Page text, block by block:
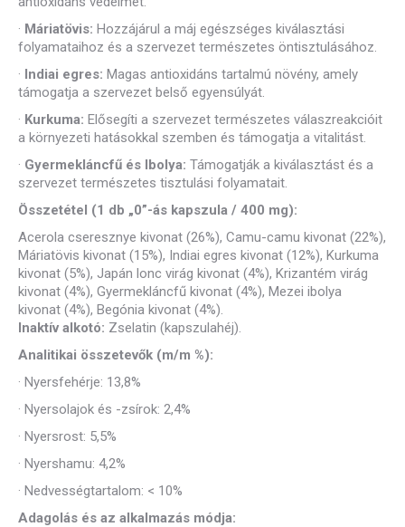
· Máriatövis: Hozzájárul a máj egészséges kiválasztási
folyamataihoz és a szervezet természetes öntisztulásához.
· Indiai egres: Magas antioxidáns tartalmú növény, amely
támogatja a szervezet belső egyensúlyát.
· Kurkuma: Elősegíti a szervezet természetes válaszreakcióit
a környezeti hatásokkal szemben és támogatja a vitalitást.
· Gyermekláncfű és Ibolya: Támogatják a kiválasztást és a
szervezet természetes tisztulási folyamatait.
Összetétel (1 db „0”-ás kapszula / 400 mg):
Acerola cseresznye kivonat (26%), Camu-camu kivonat (22%),
Máriatövis kivonat (15%), Indiai egres kivonat (12%), Kurkuma
kivonat (5%), Japán lonc virág kivonat (4%), Krizantém virág
kivonat (4%), Gyermekláncfű kivonat (4%), Mezei ibolya
kivonat (4%), Begónia kivonat (4%).
Inaktív alkotó: Zselatin (kapszulahéj).
Analitikai összetevők (m/m %):
· Nyersfehérje: 13,8%
· Nyersolajok és -zsírok: 2,4%
· Nyersrost: 5,5%
· Nyershamu: 4,2%
· Nedvességtartalom: < 10%
Adagolás és az alkalmazás módja: